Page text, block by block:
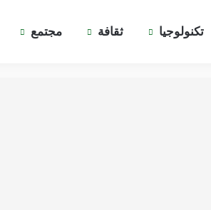
تكنولوجيا ثقافة مجتمع